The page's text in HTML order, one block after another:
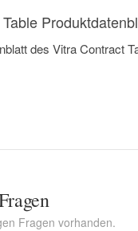
des Vitra Contract
Fragen vorhanden.